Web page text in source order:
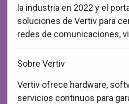
la industria en 2022 y el
soluciones de Vertiv para
redes de comunicaciones,
Sobre Vertiv
Vertiv ofrece hardware,
servicios continuos para